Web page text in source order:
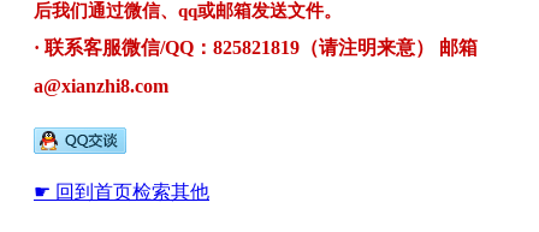
后我们通过微信、qq或邮箱发送文件。
· 联系客服微信/QQ：825821819（请注明来意） 邮箱
a@xianzhi8.com
☛ 回到首页检索其他